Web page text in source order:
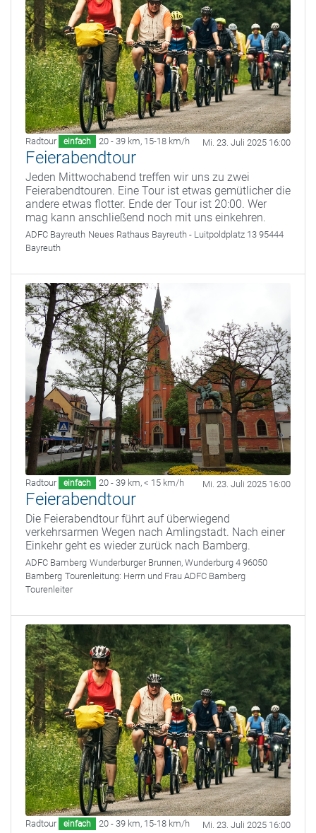
Radtour einfach 20 - 39 km, 15-18 km/h Mi. 23. Juli 2025 16:00
Feierabendtour
Jeden Mittwochabend treffen wir uns zu zwei
Feierabendtouren. Eine Tour ist etwas gemütlicher die
andere etwas flotter. Ende der Tour ist 20:00. Wer
mag kann anschließend noch mit uns einkehren.
ADFC Bayreuth Neues Rathaus Bayreuth - Luitpoldplatz 13 95444
Bayreuth
Radtour einfach 20 - 39 km, < 15 km/h Mi. 23. Juli 2025 16:00
Feierabendtour
Die Feierabendtour führt auf überwiegend
verkehrsarmen Wegen nach Amlingstadt. Nach einer
Einkehr geht es wieder zurück nach Bamberg.
ADFC Bamberg Wunderburger Brunnen, Wunderburg 4 96050
Bamberg Tourenleitung: Herrn und Frau ADFC Bamberg
Tourenleiter
Radtour einfach 20 - 39 km, 15-18 km/h Mi. 23. Juli 2025 16:00